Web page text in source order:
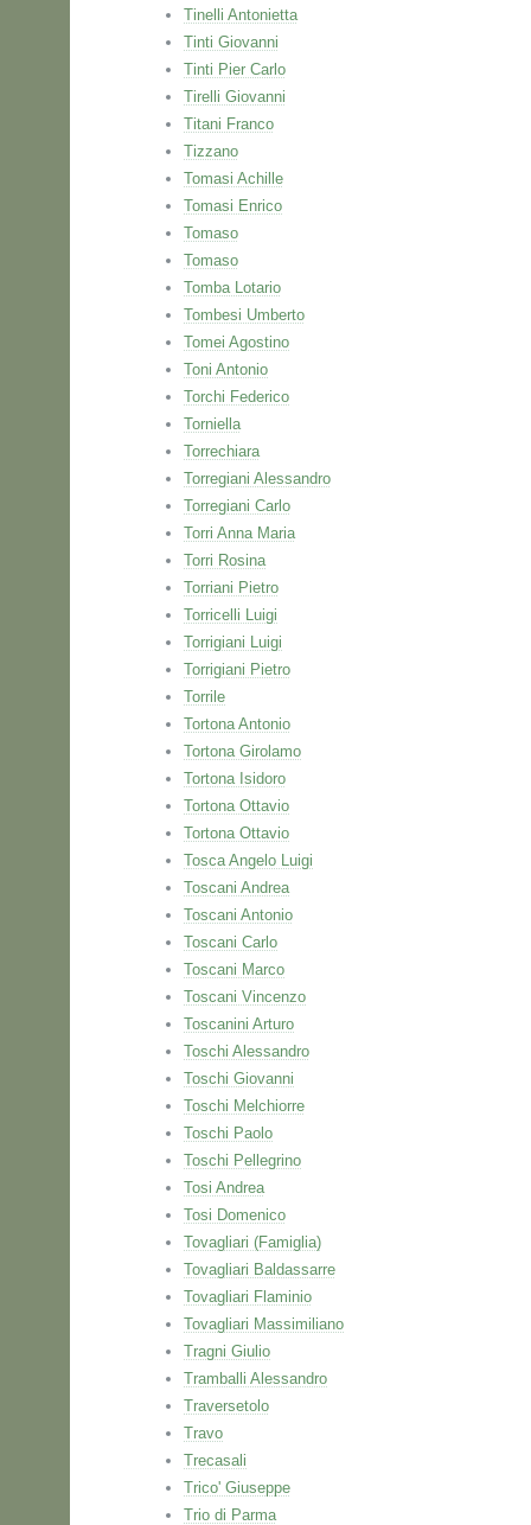
Tinelli Antonietta
Tinti Giovanni
Tinti Pier Carlo
Tirelli Giovanni
Titani Franco
Tizzano
Tomasi Achille
Tomasi Enrico
Tomaso
Tomaso
Tomba Lotario
Tombesi Umberto
Tomei Agostino
Toni Antonio
Torchi Federico
Torniella
Torrechiara
Torregiani Alessandro
Torregiani Carlo
Torri Anna Maria
Torri Rosina
Torriani Pietro
Torricelli Luigi
Torrigiani Luigi
Torrigiani Pietro
Torrile
Tortona Antonio
Tortona Girolamo
Tortona Isidoro
Tortona Ottavio
Tortona Ottavio
Tosca Angelo Luigi
Toscani Andrea
Toscani Antonio
Toscani Carlo
Toscani Marco
Toscani Vincenzo
Toscanini Arturo
Toschi Alessandro
Toschi Giovanni
Toschi Melchiorre
Toschi Paolo
Toschi Pellegrino
Tosi Andrea
Tosi Domenico
Tovagliari (Famiglia)
Tovagliari Baldassarre
Tovagliari Flaminio
Tovagliari Massimiliano
Tragni Giulio
Tramballi Alessandro
Traversetolo
Travo
Trecasali
Trico' Giuseppe
Trio di Parma